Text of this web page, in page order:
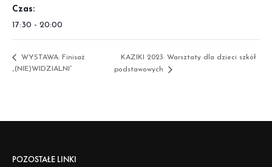
Czas:
17:30 - 20:00
WYSTAWA: Finisaż
„(NIE)WIDZIALNI”
KAZIKI 2023: Warsztaty dla dzieci szkół
podstawowych
POZOSTAŁE LINKI